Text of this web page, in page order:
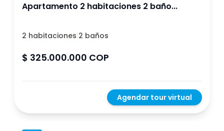
Apartamento 2 habitaciones 2 baño...
2 habitaciones|2 baños
$ 325.000.000 COP
Agendar tour virtual
Hace 1 año